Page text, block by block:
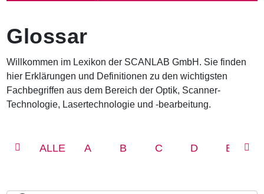
a
v
i
g
a
t
i
Glossar
Willkommen im Lexikon der SCANLAB GmbH. Sie finden
hier Erklärungen und Definitionen zu den wichtigsten
Fachbegriffen aus dem Bereich der Optik, Scanner-
Technologie, Lasertechnologie und -bearbeitung.
ALLE A B C D E